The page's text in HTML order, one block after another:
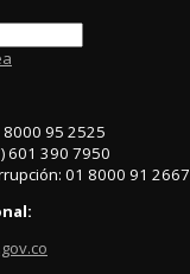
8000 95 2525
601 390 7950
01 8000 91 2667